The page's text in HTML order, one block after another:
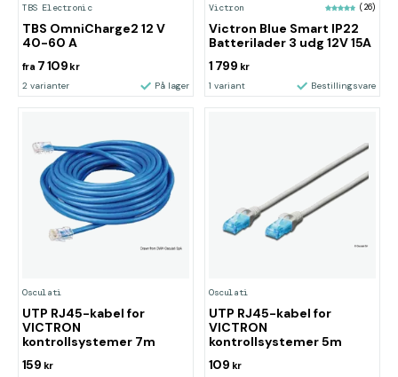
TBS Electronic
TBS OmniCharge2 12 V
40-60 A
fra 7 109 kr
2 varianter På lager
Victron (26)
Victron Blue Smart IP22
Batterilader 3 udg 12V 15A
1 799 kr
1 variant Bestillingsvare
Osculati
UTP RJ45-kabel for
VICTRON
kontrollsystemer 7m
159 kr
Osculati
UTP RJ45-kabel for
VICTRON
kontrollsystemer 5m
109 kr